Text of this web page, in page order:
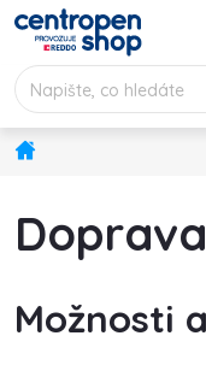
Přejít
obsah
Domů
Možnosti